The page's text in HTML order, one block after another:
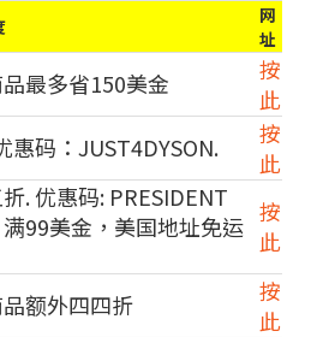
网
址
最多省150美金
按
此
惠码：JUST4DYSON.
按
此
. 优惠码: PRESIDENT
99美金，美国地址免运 按
此
额外四四折
按
此